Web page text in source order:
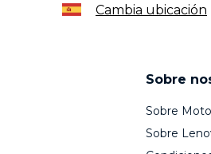
Cambia ubicación
Sobre
Sobre
Sobre